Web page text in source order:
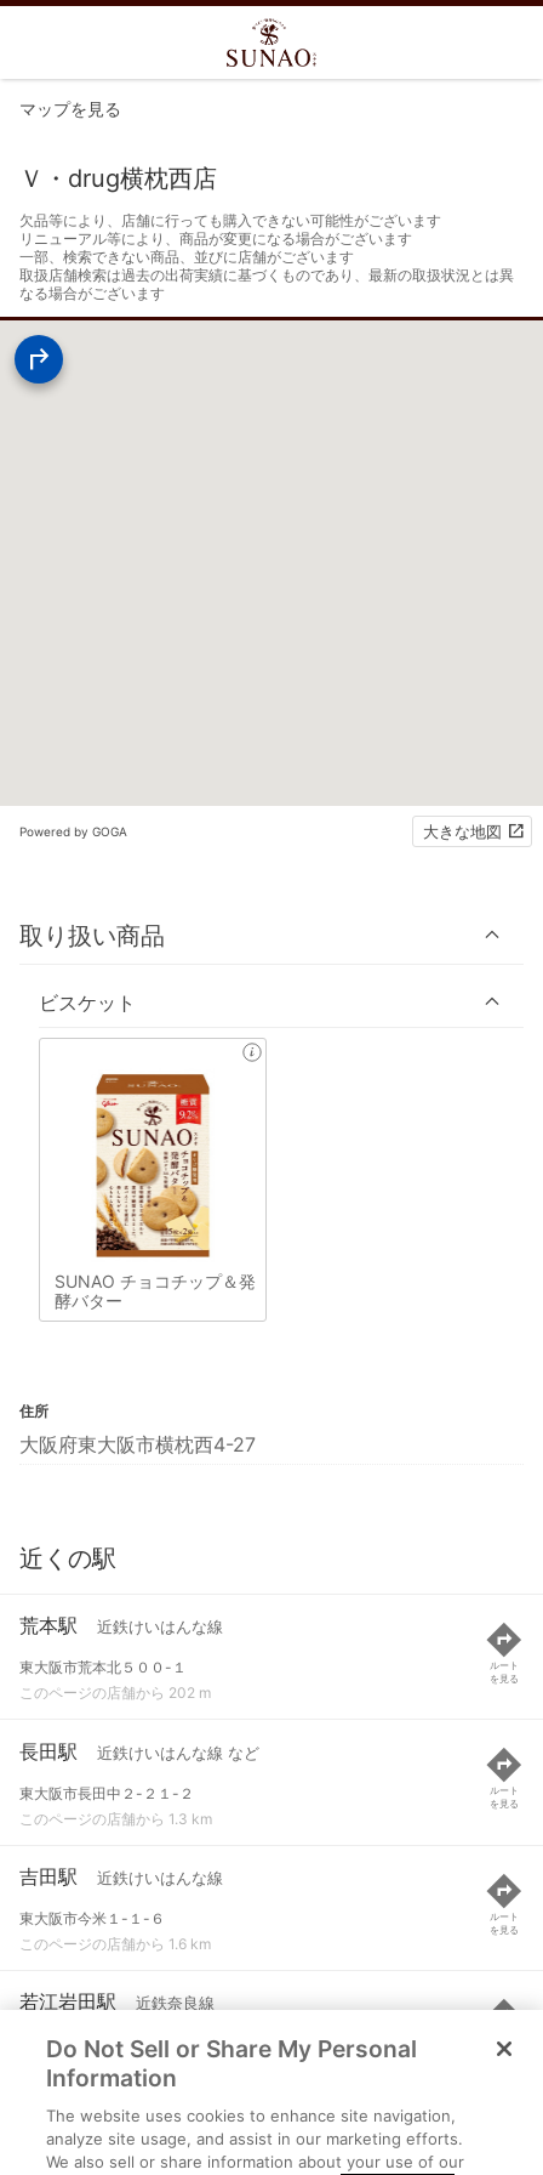
マップを見る
Ｖ・drug横枕西店
欠品等により、店舗に行っても購入できない可能性がございます
リニューアル等により、商品が変更になる場合がございます
一部、検索できない商品、並びに店舗がございます
取扱店舗検索は過去の出荷実績に基づくものであり、最新の取扱状況とは異
なる場合がございます
Powered by GOGA 大きな地図
取り扱い商品
ビスケット
SUNAO チョコチップ＆発
酵バター
住所
大阪府東大阪市横枕西4-27
近くの駅
荒本駅 近鉄けいはんな線
東大阪市荒本北５００-１
このページの店舗から 202 m
ルート
を見る
長田駅 近鉄けいはんな線 など
東大阪市長田中２-２１-２
このページの店舗から 1.3 km
ルート
を見る
吉田駅 近鉄けいはんな線
東大阪市今米１-１-６
このページの店舗から 1.6 km
ルート
を見る
若江岩田駅 近鉄奈良線
東大阪市岩田町４-４-２１
このページの店舗から 1.9 km
ルート
を見る
河内花園駅
東大阪市吉田１-１-３０
Do Not Sell or Share My Personal
Information
The website uses cookies to enhance site navigation,
analyze site usage, and assist in our marketing efforts.
We also sell or share information about your use of our